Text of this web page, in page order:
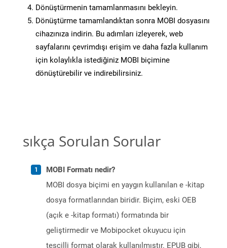
Dönüştürmenin tamamlanmasını bekleyin.
Dönüştürme tamamlandıktan sonra MOBI dosyasını
cihazınıza indirin. Bu adımları izleyerek, web
sayfalarını çevrimdışı erişim ve daha fazla kullanım
için kolaylıkla istediğiniz MOBI biçimine
dönüştürebilir ve indirebilirsiniz.
sıkça Sorulan Sorular
MOBI Formatı nedir?
MOBI dosya biçimi en yaygın kullanılan e -kitap
dosya formatlarından biridir. Biçim, eski OEB
(açık e -kitap formatı) formatında bir
geliştirmedir ve Mobipocket okuyucu için
tescilli format olarak kullanılmıştır. EPUB gibi,